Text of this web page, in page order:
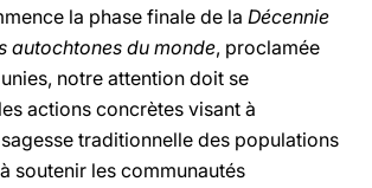
la phase finale de la Décennie
autochtones du monde, proclamée
notre attention doit se
actions concrètes visant à
traditionnelle des populations
soutenir les communautés